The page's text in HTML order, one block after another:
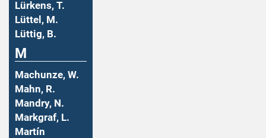
Lürkens, T.
Lüttel, M.
Lüttig, B.
M
Machunze, W.
Mahn, R.
Mandry, N.
Markgraf, L.
Martín